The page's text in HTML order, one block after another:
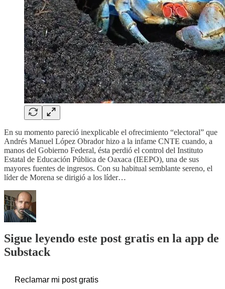
En su momento pareció inexplicable el ofrecimiento “electoral” que
Andrés Manuel López Obrador hizo a la infame CNTE cuando, a
manos del Gobierno Federal, ésta perdió el control del Instituto
Estatal de Educación Pública de Oaxaca (IEEPO), una de sus
mayores fuentes de ingresos. Con su habitual semblante sereno, el
líder de Morena se dirigió a los líder…
Sigue leyendo este post gratis en la app de
Substack
Reclamar mi post gratis